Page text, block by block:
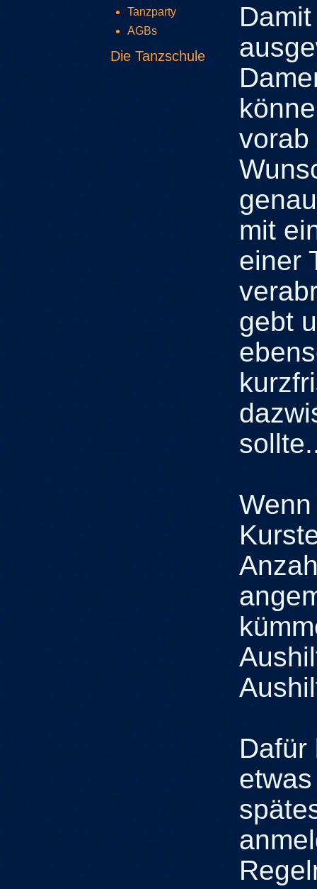
vorab
mit
einer
gebt
Dafür
Tanzparty
AGBs
Die Tanzschule